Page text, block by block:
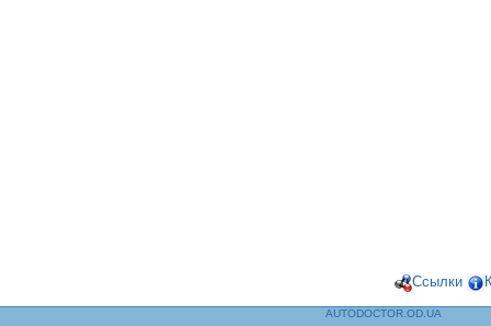
Ссылки
AUTODOCTOR.OD.UA